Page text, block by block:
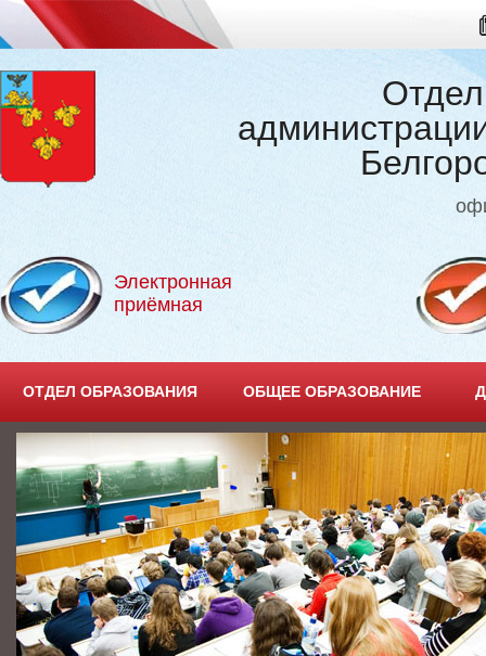
Электронная
приёмная
ОТДЕЛ ОБРАЗОВАНИЯ ОБЩЕЕ ОБРАЗОВАНИЕ